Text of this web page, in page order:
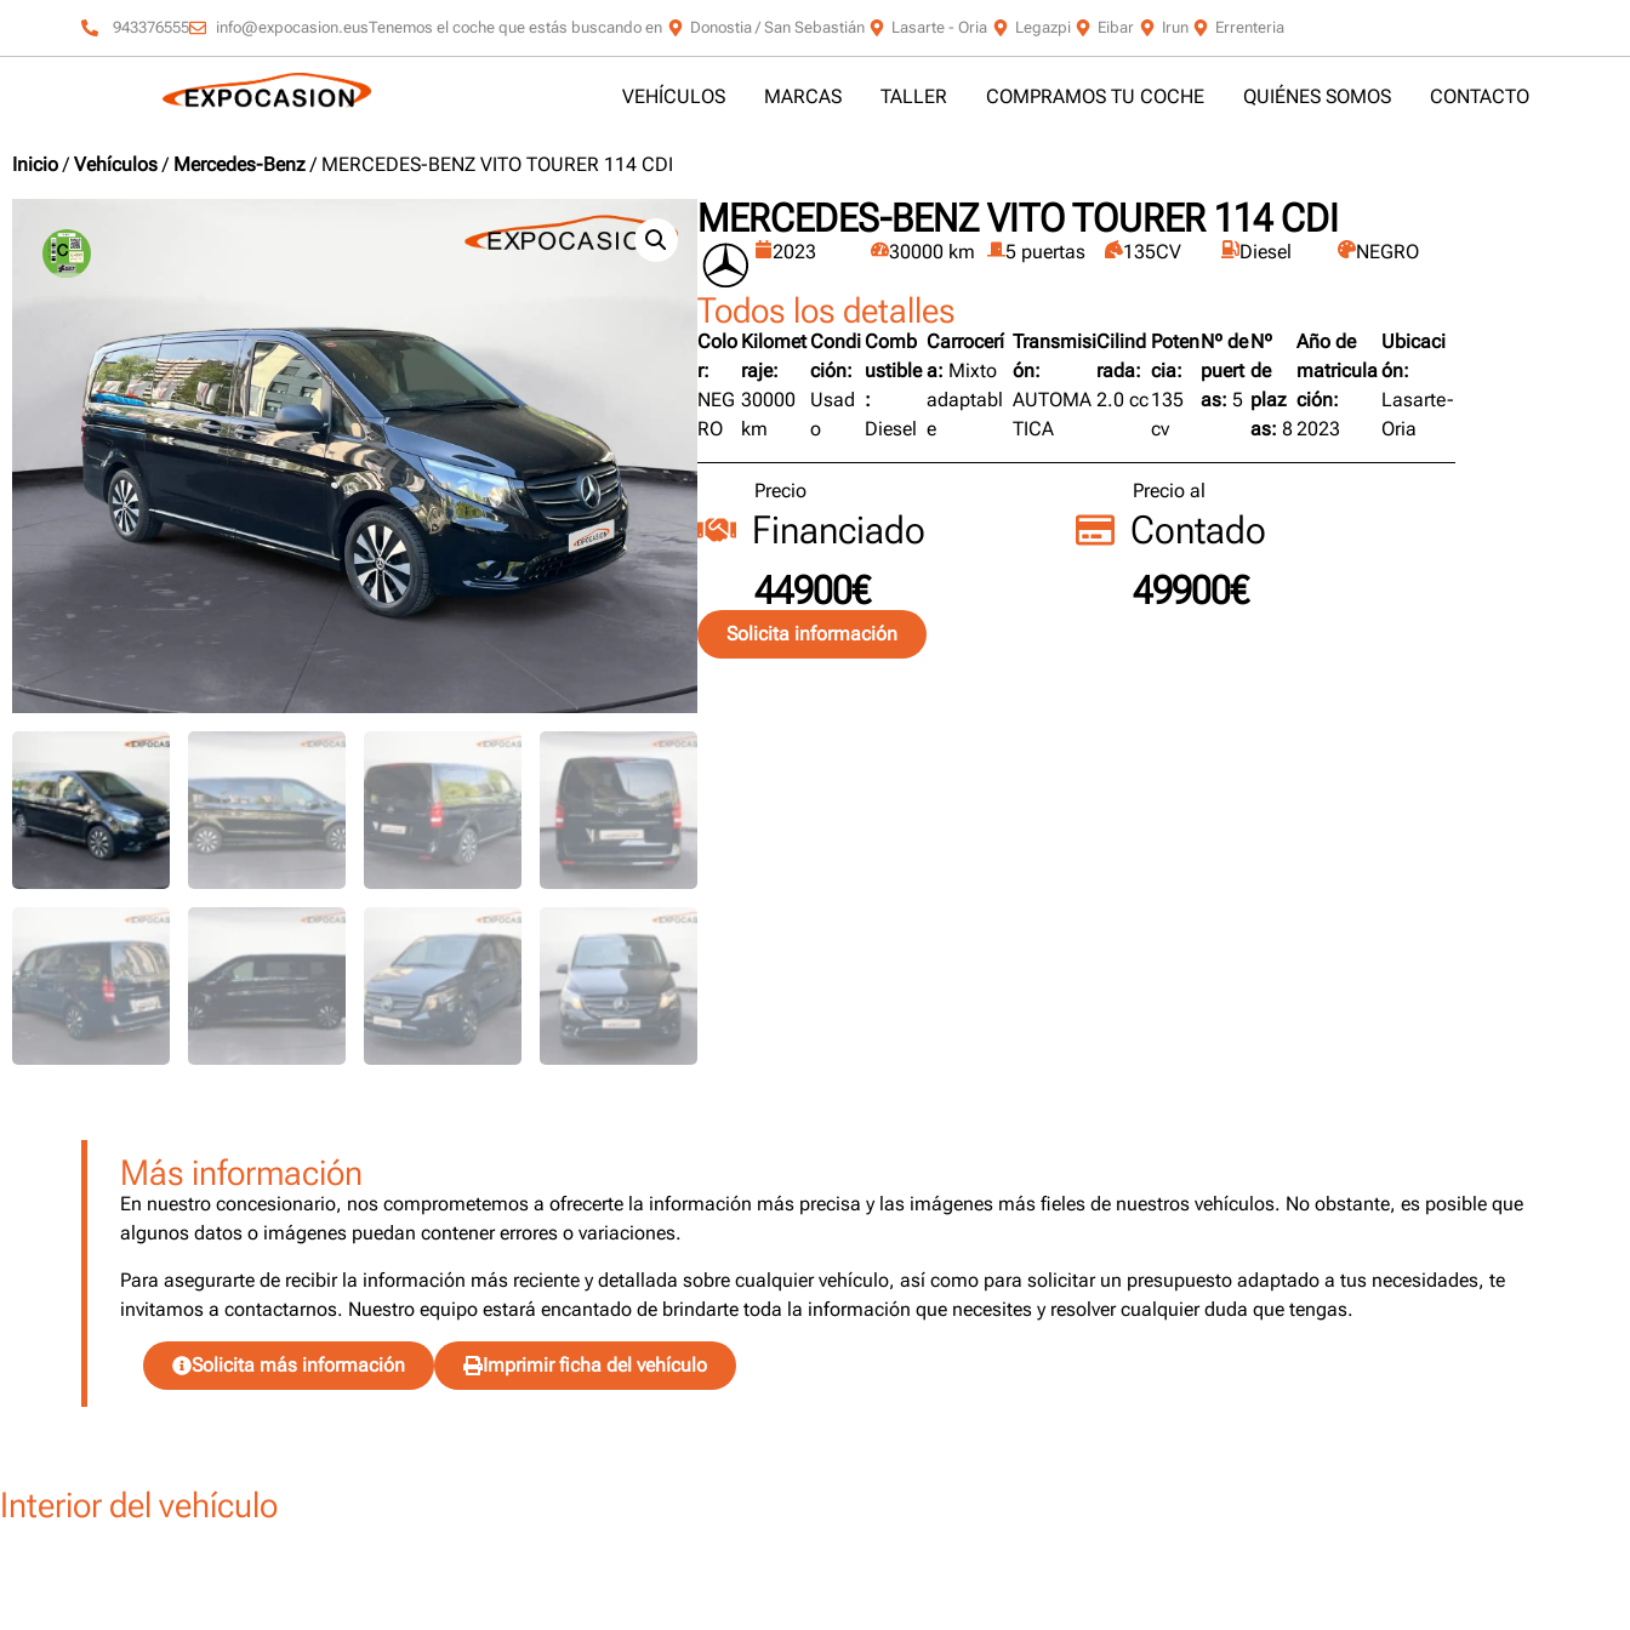
943376555 info@expocasion.eusTenemos el coche que estás buscando en Donostia / San Sebastián Lasarte - Oria Legazpi Eibar Irun Errenteria
VEHÍCULOS MARCAS TALLER COMPRAMOS TU COCHE QUIÉNES SOMOS CONTACTO
Inicio / Vehículos / Mercedes-Benz / MERCEDES-BENZ VITO TOURER 114 CDI
MERCEDES-BENZ VITO TOURER 114 CDI
2023 30000 km 5 puertas 135CV Diesel NEGRO
Todos los detalles
Colo
r:
NEG
RO
Kilomet
raje:
30000
km
Condi
ción:
Usad
o
Comb
ustible
:
Diesel
Carrocerí
a: Mixto
adaptabl
e
Transmisi
ón:
AUTOMA
TICA
Cilind
rada:
2.0 cc
Poten
cia:
135
cv
Nº de
puert
as:5
Nº
de
plaz
as: 8
Año de
matricula
ción:
2023
Ubicaci
ón:
Lasarte-
Oria
Precio
Financiado
44900€
Precio al
Contado
49900€
Solicita información
Más información
En nuestro concesionario, nos comprometemos a ofrecerte la información más precisa y las imágenes más fieles de nuestros vehículos. No obstante, es posible que
algunos datos o imágenes puedan contener errores o variaciones.
Para asegurarte de recibir la información más reciente y detallada sobre cualquier vehículo, así como para solicitar un presupuesto adaptado a tus necesidades, te
invitamos a contactarnos. Nuestro equipo estará encantado de brindarte toda la información que necesites y resolver cualquier duda que tengas.
Solicita más información Imprimir ficha del vehículo
Interior del vehículo